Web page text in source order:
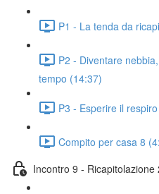
P1 - La tenda da
P2 - Diventare
tempo (14:37)
P3 - Esperire il
Compito per casa 8
Incontro 9 -